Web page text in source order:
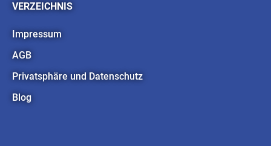
VERZEICHNIS
Impressum
AGB
Privatsphäre und Datenschutz
Blog